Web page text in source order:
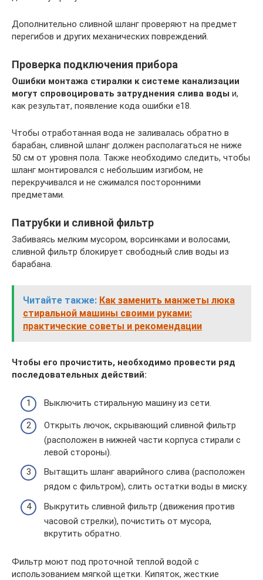
Дополнительно сливной шланг проверяют на предмет
перегибов и других механических повреждений.
Проверка подключения прибора
Ошибки монтажа стиралки к системе канализации
могут спровоцировать затруднения слива воды и,
как результат, появление кода ошибки е18.
Чтобы отработанная вода не заливалась обратно в
барабан, сливной шланг должен располагаться не ниже
50 см от уровня пола. Также необходимо следить, чтобы
шланг монтировался с небольшим изгибом, не
перекручивался и не сжимался посторонними
предметами.
Патрубки и сливной фильтр
Забиваясь мелким мусором, ворсинками и волосами,
сливной фильтр блокирует свободный слив воды из
барабана.
Читайте также: Как заменить манжеты люка
стиральной машины своими руками:
практические советы и рекомендации
Чтобы его прочистить, необходимо провести ряд
последовательных действий:
Выключить стиральную машину из сети.
Открыть лючок, скрывающий сливной фильтр
(расположен в нижней части корпуса стирали с
левой стороны).
Вытащить шланг аварийного слива (расположен
рядом с фильтром), слить остатки воды в миску.
Выкрутить сливной фильтр (движения против
часовой стрелки), почистить от мусора,
вкрутить обратно.
Фильтр моют под проточной теплой водой с
использованием мягкой щетки. Кипяток, жесткие